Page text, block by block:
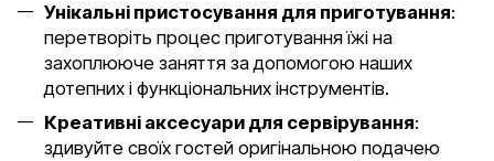
Унікальні пристосування для приготування:
перетворіть процес приготування їжі на
захоплююче заняття за допомогою наших
дотепних і функціональних інструментів.
Креативні аксесуари для сервірування:
здивуйте своїх гостей оригінальною подачею